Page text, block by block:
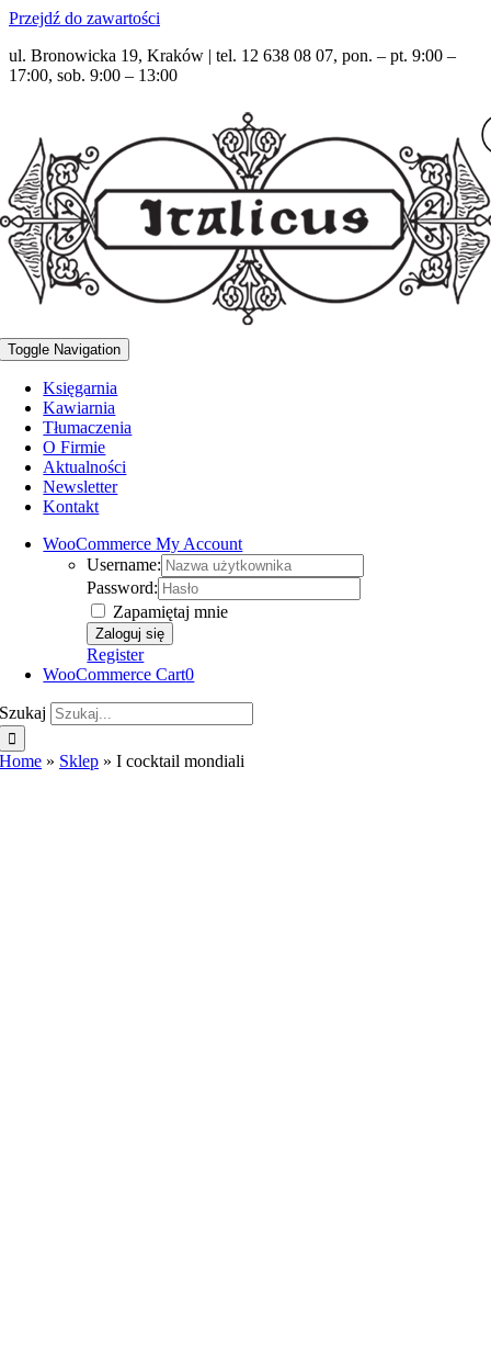
Przejdź do zawartości
ul. Bronowicka 19, Kraków | tel. 12 638 08 07, pon. – pt. 9:00 –
17:00, sob. 9:00 – 13:00
Toggle Navigation
Księgarnia
Kawiarnia
Tłumaczenia
O Firmie
Aktualności
Newsletter
Kontakt
WooCommerce My Account
Username:
Password:
Zapamiętaj mnie
Register
WooCommerce Cart0
Szukaj
Home » Sklep »I cocktail mondiali